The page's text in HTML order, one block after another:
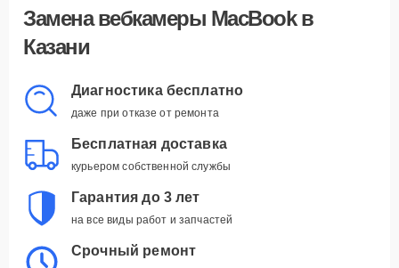
Замена вебкамеры MacBook в
Казани
Диагностика бесплатно
даже при отказе от ремонта
Бесплатная доставка
курьером собственной службы
Гарантия до 3 лет
на все виды работ и запчастей
Срочный ремонт